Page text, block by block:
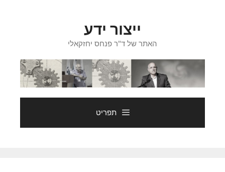
ייצור ידע
האתר של ד"ר פנחס יחזקאלי
תפריט